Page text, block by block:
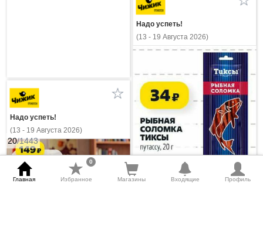
20/1443
Надо успеть!
(13 - 19 Августа 2026)
Надо успеть!
(13 - 19 Августа 2026)
Главная Избранное
0
Магазины Входящие Профиль